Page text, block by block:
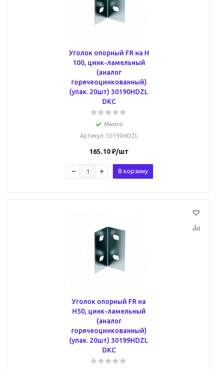
Уголок опорный FR на H
100, цинк-ламельный
(аналог
горячеоцинкованный)
(упак. 20шт) 30190HDZL
DKC
Много
Артикул: 30190HDZL
165.10₽/шт
В корзину
Уголок опорный FR на
H50, цинк-ламельный
(аналог
горячеоцинкованный)
(упак. 20шт) 30199HDZL
DKC